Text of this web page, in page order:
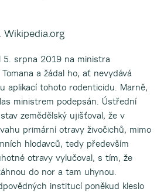
Wikipedia.org
5. srpna 2019 na ministra
a žádal ho, ať nevydává
aplikací tohoto rodenticidu. Marně,
ministrem podepsán. Ústřední
zemědělský ujišťoval, že v
primární otravy živočichů, mimo
hlodavců, tedy především
otravy vylučoval, s tím, že
do nor a tam uhynou.
institucí poněkud kleslo